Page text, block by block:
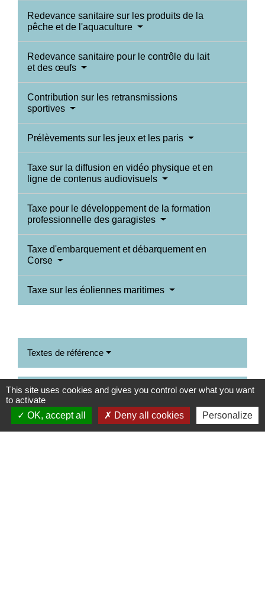
Redevance sanitaire sur les produits de la
pêche et de l'aquaculture
Redevance sanitaire pour le contrôle du lait
et des œufs
Contribution sur les retransmissions
sportives
Prélèvements sur les jeux et les paris
Taxe sur la diffusion en vidéo physique et en
ligne de contenus audiovisuels
Taxe pour le développement de la formation
professionnelle des garagistes
Taxe d'embarquement et débarquement en
Corse
Taxe sur les éoliennes maritimes
Textes de référence
Services en ligne et formulaires
Signaler une erreur sur cette page
This site uses cookies and gives you control over what you want
to activate
OK, accept all
Deny all cookies Personalize